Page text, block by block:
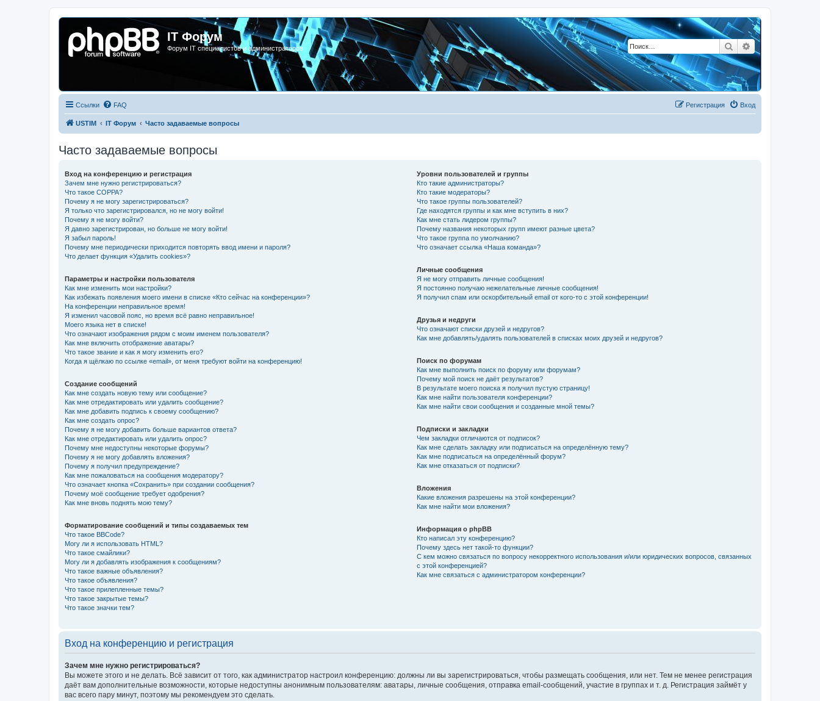
IT Форум
Форум IT специалистов и администраторов ПоискРасширенный
Ссылки FAQ Вход
Регистрация
USTIM IT Форум Часто задаваемые вопросы
Часто задаваемые вопросы
Вход на конференцию и регистрация
Зачем мне нужно регистрироваться?
Что такое COPPA?
Почему я не могу зарегистрироваться?
Я только что зарегистрировался, но не могу войти!
Почему я не могу войти?
Я давно зарегистрирован, но больше не могу войти!
Я забыл пароль!
Почему мне периодически приходится повторять ввод имени и пароля?
Что делает функция «Удалить cookies»?
Параметры и настройки пользователя
Как мне изменить мои настройки?
Как избежать появления моего имени в списке «Кто сейчас на конференции»?
На конференции неправильное время!
Я изменил часовой пояс, но время всё равно неправильное!
Моего языка нет в списке!
Что означают изображения рядом с моим именем пользователя?
Как мне включить отображение аватары?
Что такое звание и как я могу изменить его?
Когда я щёлкаю по ссылке «email», от меня требуют войти на конференцию!
Создание сообщений
Как мне создать новую тему или сообщение?
Как мне отредактировать или удалить сообщение?
Как мне добавить подпись к своему сообщению?
Как мне создать опрос?
Почему я не могу добавить больше вариантов ответа?
Как мне отредактировать или удалить опрос?
Почему мне недоступны некоторые форумы?
Почему я не могу добавлять вложения?
Почему я получил предупреждение?
Как мне пожаловаться на сообщения модератору?
Что означает кнопка «Сохранить» при создании сообщения?
Почему моё сообщение требует одобрения?
Как мне вновь поднять мою тему?
Форматирование сообщений и типы создаваемых тем
Что такое BBCode?
Могу ли я использовать HTML?
Что такое смайлики?
Могу ли я добавлять изображения к сообщениям?
Что такое важные объявления?
Что такое объявления?
Что такое прилепленные темы?
Что такое закрытые темы?
Что такое значки тем?
Уровни пользователей и группы
Кто такие администраторы?
Кто такие модераторы?
Что такое группы пользователей?
Где находятся группы и как мне вступить в них?
Как мне стать лидером группы?
Почему названия некоторых групп имеют разные цвета?
Что такое группа по умолчанию?
Что означает ссылка «Наша команда»?
Личные сообщения
Я не могу отправить личные сообщения!
Я постоянно получаю нежелательные личные сообщения!
Я получил спам или оскорбительный email от кого-то с этой конференции!
Друзья и недруги
Что означают списки друзей и недругов?
Как мне добавлять/удалять пользователей в списках моих друзей и недругов?
Поиск по форумам
Как мне выполнить поиск по форуму или форумам?
Почему мой поиск не даёт результатов?
В результате моего поиска я получил пустую страницу!
Как мне найти пользователя конференции?
Как мне найти свои сообщения и созданные мной темы?
Подписки и закладки
Чем закладки отличаются от подписок?
Как мне сделать закладку или подписаться на определённую тему?
Как мне подписаться на определённый форум?
Как мне отказаться от подписки?
Вложения
Какие вложения разрешены на этой конференции?
Как мне найти мои вложения?
Информация о phpBB
Кто написал эту конференцию?
Почему здесь нет такой-то функции?
С кем можно связаться по вопросу некорректного использования и/или юридических вопросов, связанных
с этой конференцией?
Как мне связаться с администратором конференции?
Вход на конференцию и регистрация
Зачем мне нужно регистрироваться?
Вы можете этого и не делать. Всё зависит от того, как администратор настроил конференцию: должны ли вы зарегистрироваться, чтобы размещать сообщения, или нет. Тем не менее регистрация
даёт вам дополнительные возможности, которые недоступны анонимным пользователям: аватары, личные сообщения, отправка email-сообщений, участие в группах и т. д. Регистрация займёт у
вас всего пару минут, поэтому мы рекомендуем это сделать.